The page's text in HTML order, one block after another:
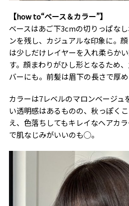
【how to“ベース＆カラー”】
ベースはあご下3cmの切りっぱな
ンを残し、カジュアルな印象に。
は少しだけレイヤーを入れ柔らか
す。顔まわりがひし形となるため
バーにも。前髪は眉下の長さで厚め
カラーは7レベルのマロンベージュ
い透明感はあるものの、秋っぽく
え、色落ちしてもキレイなヘアカ
で肌なじみがいいのも◯。